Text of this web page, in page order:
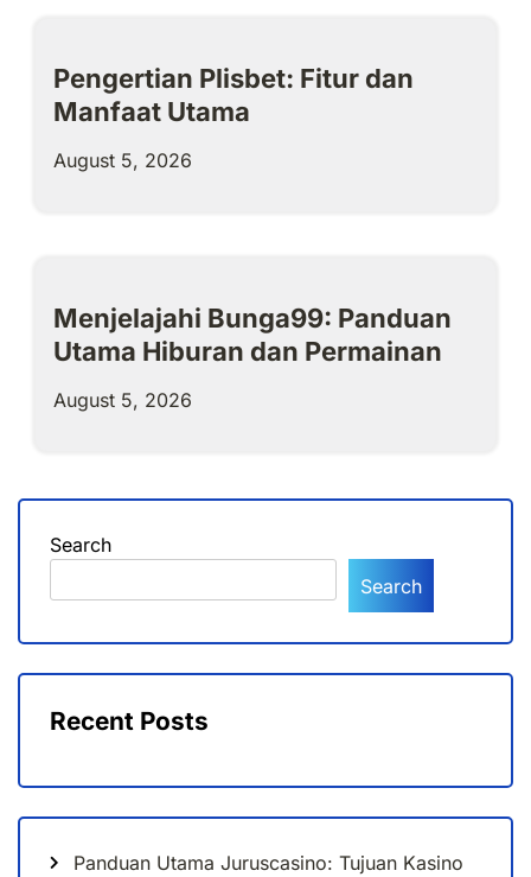
Pengertian Plisbet: Fitur dan
Manfaat Utama
August 5, 2026
Menjelajahi Bunga99: Panduan
Utama Hiburan dan Permainan
August 5, 2026
Search
Search
Recent Posts
Panduan Utama Juruscasino: Tujuan Kasino